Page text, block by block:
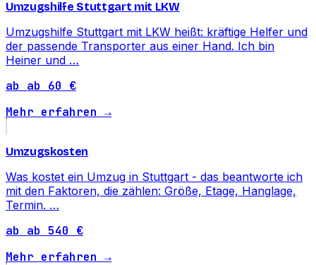
Umzugshilfe Stuttgart mit LKW
Umzugshilfe Stuttgart mit LKW heißt: kräftige Helfer und
der passende Transporter aus einer Hand. Ich bin
Heiner und …
ab ab 60 €
Mehr erfahren →
Umzugskosten
Was kostet ein Umzug in Stuttgart - das beantworte ich
mit den Faktoren, die zählen: Größe, Etage, Hanglage,
Termin. …
ab ab 540 €
Mehr erfahren →